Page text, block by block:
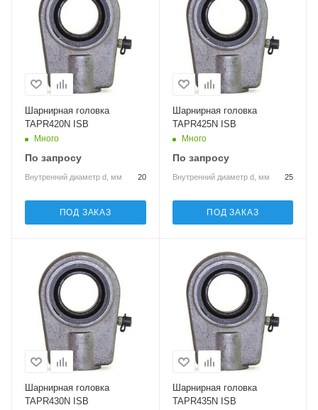
Шарнирная головка
TAPR420N ISB
Много
По запросу
Внутренний диаметр d, мм 20
ПОД ЗАКАЗ
Шарнирная головка
TAPR425N ISB
Много
По запросу
Внутренний диаметр d, мм 25
ПОД ЗАКАЗ
Шарнирная головка
TAPR430N ISB
Шарнирная головка
TAPR435N ISB